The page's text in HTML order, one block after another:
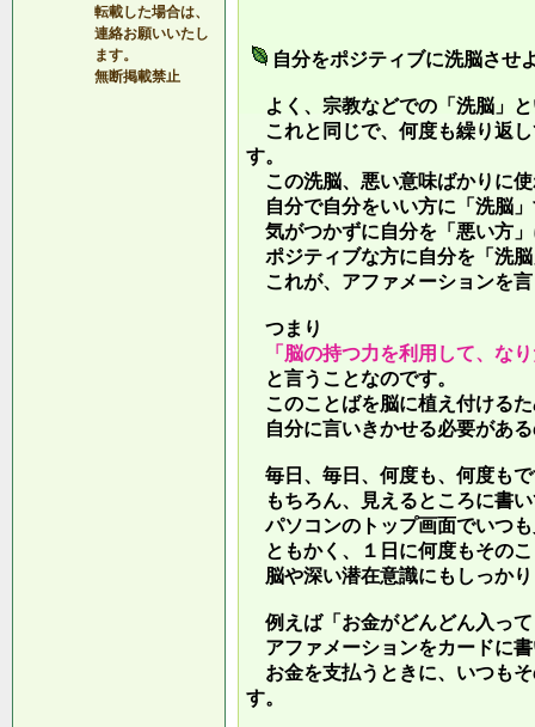
転載した場合は、
連絡お願いいたし
ます。
無断掲載禁止
自分をポジティブに洗脳させ
よく、宗教などでの「洗脳」
これと同じで、何度も繰り返
す。
この洗脳、悪い意味ばかりに
自分で自分をいい方に「洗脳
気がつかずに自分を「悪い方
ポジティブな方に自分を「洗
これが、アファメーションを
つまり
「脳の持つ力を利用して、な
と言うことなのです。
このことばを脳に植え付ける
自分に言いきかせる必要があ
毎日、毎日、何度も、何度も
もちろん、見えるところに書
パソコンのトップ画面でいつ
ともかく、１日に何度もその
脳や深い潜在意識にもしっか
例えば「お金がどんどん入っ
アファメーションをカードに
お金を支払うときに、いつも
す。